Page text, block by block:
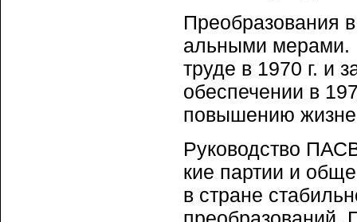
Преобразования
альными мерами.
труде в 1970 г. и
обеспечении в
повышению
Руководство
кие партии и
в стра­не